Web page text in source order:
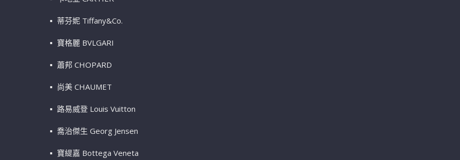
蒂芬妮 Tiffany&Co.
寶格麗 BVLGARI
蕭邦 CHOPARD
尚美 CHAUMET
路易威登 Louis Vuitton
喬治傑生 Georg Jensen
寶緹嘉 Bottega Veneta